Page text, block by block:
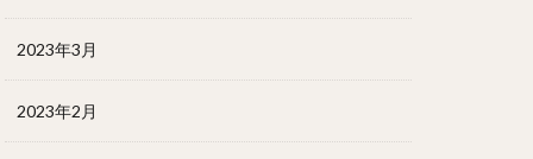
2023年3月
2023年2月